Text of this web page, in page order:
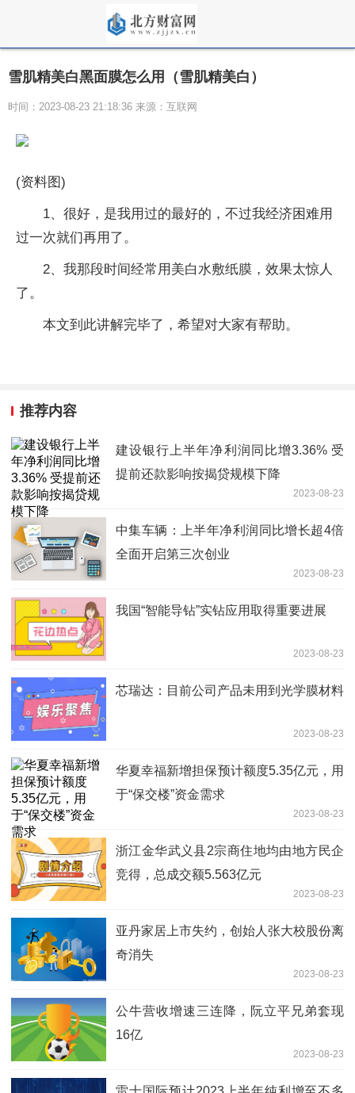
雪肌精美白黑面膜怎么用（雪肌精美白）
时间：2023-08-23 21:18:36 来源：互联网
(资料图)
1、很好，是我用过的最好的，不过我经济困难用
过一次就们再用了。
2、我那段时间经常用美白水敷纸膜，效果太惊人
了。
本文到此讲解完毕了，希望对大家有帮助。
推荐内容
建设银行上半年净利润同比增3.36% 受
提前还款影响按揭贷规模下降
2023-08-23
中集车辆：上半年净利润同比增长超4倍
全面开启第三次创业
2023-08-23
我国“智能导钻”实钻应用取得重要进展
2023-08-23
芯瑞达：目前公司产品未用到光学膜材料
2023-08-23
华夏幸福新增担保预计额度5.35亿元，用
于“保交楼”资金需求
2023-08-23
浙江金华武义县2宗商住地均由地方民企
竞得，总成交额5.563亿元
2023-08-23
亚丹家居上市失约，创始人张大校股份离
奇消失
2023-08-23
公牛营收增速三连降，阮立平兄弟套现
16亿
2023-08-23